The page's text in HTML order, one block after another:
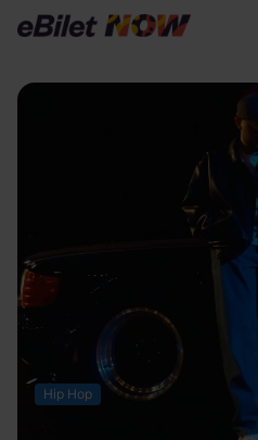
Zapisz się na newsletter
Warto sprawdzić na eBilet
Scena Główna
Historia jednej piosenki
Poza nurtem
Hip Hop